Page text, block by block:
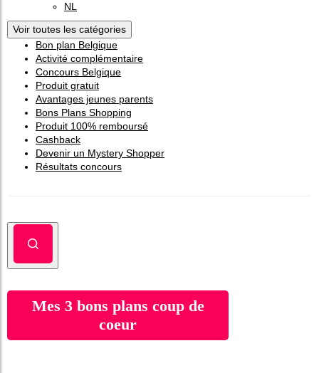
NL
Voir toutes les catégories
Bon plan Belgique
Activité complémentaire
Concours Belgique
Produit gratuit
Avantages jeunes parents
Bons Plans Shopping
Produit 100% remboursé
Cashback
Devenir un Mystery Shopper
Résultats concours
Mes 3 bons plans coup de
coeur